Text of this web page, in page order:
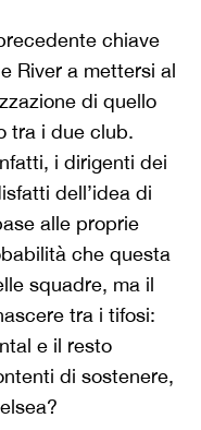
chiave
River a mettersi al
di quello
tra i due club.
i dirigenti dei
dell’idea di
alle proprie
che questa
squadre, ma il
tra i tifosi:
e il resto
di sostenere,